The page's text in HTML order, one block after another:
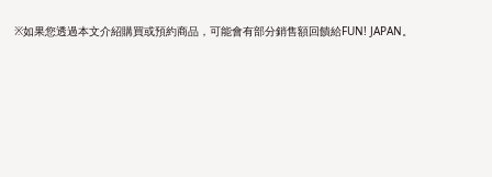
※如果您透過本文介紹購買或預約商品，可能會有部分銷售額回饋給FUN! JAPAN。